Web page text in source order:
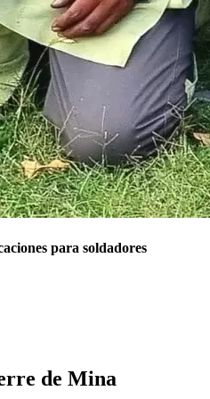
para soldadores
de Mina